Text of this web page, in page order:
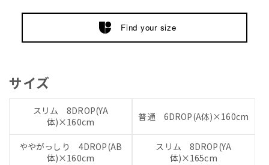
Find your size
サイズ
スリム 8DROP(YA
体)×160cm
普通 6DROP(A体)×160cm
ややがっしり 4DROP(AB
体)×160cm
スリム 8DROP(YA
体)×165cm